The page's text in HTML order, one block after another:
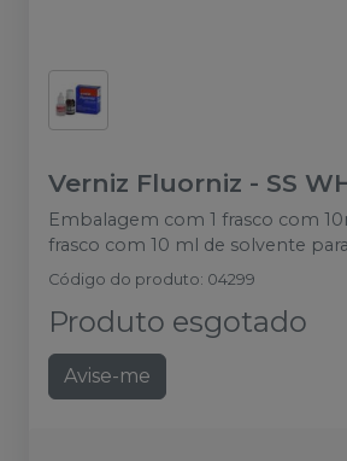
Verniz Fluorniz - SS
Embalagem com 1 frasco com
frasco com 10 ml de solvente
Código do produto: 04299
Produto esgotado
Avise-me